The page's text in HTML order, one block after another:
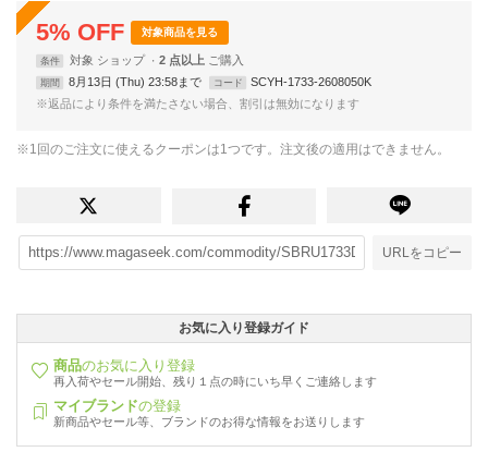
5% OFF 対象商品を見る
条件 対象 ショップ 2 点以上
期間 8月13日 (Thu) 23:58まで コード
SCYH-1733-2608050K
※返品により条件を満たさない場合、割引は無効になります
※1回のご注文に使えるクーポンは1つです。注文後の適用はできません。
URLをコピー
お気に入り登録ガイド
商品のお気に入り登録
再入荷やセール開始、残り１点の時にいち早くご連絡します
マイブランドの登録
新商品やセール等、ブランドのお得な情報をお送りします